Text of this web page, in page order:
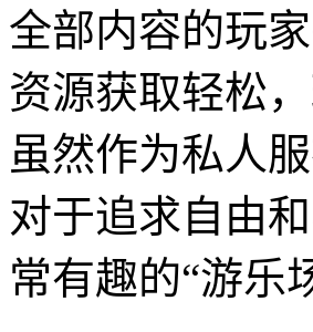
全部内容的玩
资源获取轻松
虽然作为私人
对于追求自由
常有趣的“游乐